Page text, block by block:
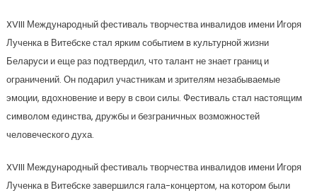
XVIII Международный фестиваль творчества инвалидов имени Игоря
Лученка в Витебске стал ярким событием в культурной жизни
Беларуси и еще раз подтвердил, что талант не знает границ и
ограничений. Он подарил участникам и зрителям незабываемые
эмоции, вдохновение и веру в свои силы. Фестиваль стал настоящим
символом единства, дружбы и безграничных возможностей
человеческого духа.
XVIII Международный фестиваль творчества инвалидов имени Игоря
Лученка в Витебске завершился гала-концертом, на котором были